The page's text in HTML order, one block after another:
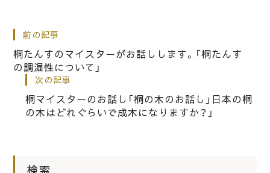
2021.03.22
前の記事
桐たんすのマイスターがお話しします。「桐たんす
の調湿性について」
次の記事
桐マイスターのお話し「桐の木のお話し」日本の桐
の木はどれぐらいで成木になりますか？」
検索